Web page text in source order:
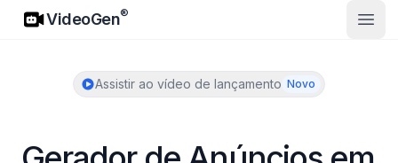
VideoGen
VideoGen®
Abrir
Assistir ao vídeo de lançamento Novo